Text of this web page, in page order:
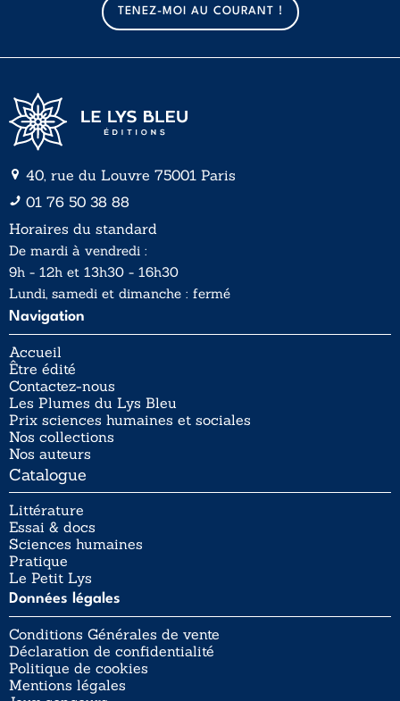
TENEZ-MOI AU COURANT !
40, rue du Louvre 75001 Paris
01 76 50 38 88
Horaires du standard
De mardi à vendredi :
9h - 12h et 13h30 - 16h30
Lundi, samedi et dimanche : fermé
Navigation
Accueil
Être édité
Contactez-nous
Les Plumes du Lys Bleu
Prix sciences humaines et sociales
Nos collections
Nos auteurs
Catalogue
Littérature
Essai & docs
Sciences humaines
Pratique
Le Petit Lys
Données légales
Conditions Générales de vente
Déclaration de confidentialité
Politique de cookies
Mentions légales